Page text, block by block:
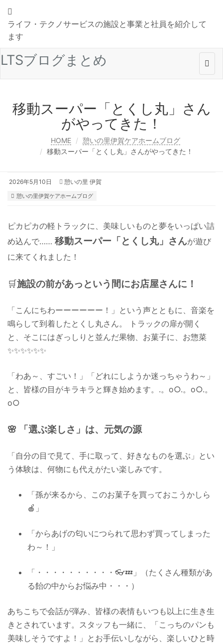
ライフ・テクノサービスの施設と事業と社員を紹介して
ます
LTSブログまとめ
移動スーパー「とくし丸」さん
がやってきた！
HOME
憩いの里伊賀ケアホームブログ
移動スーパー「とくし丸」さんがやってきた！
2026年5月10日 憩いの里 伊賀
憩いの里伊賀ケアホームブログ
ピカピカの軽トラックに、美味しいものと夢をいっぱい詰
め込んで…… 移動スーパー「とくし丸」さんが遊び
に来てくれました！
🛒施設の前があっという間にお店屋さんに！
「こんにちわーーーーーー！」という声とともに、音楽を
鳴らして到着したとくし丸さん。 トラックの扉が開く
と、そこにはぎっしりと並んだ果物、お菓子に、お惣菜
✨✨✨✨✨✨
「わあ～、すごい！」「どれにしようか迷っちゃうわ～」
と、皆様の目がキラキラと輝き始めます。.。o○.。o○.。
o○
🌸 「選ぶ楽しさ」は、元気の源
「自分の目で見て、手に取って、好きなものを選ぶ」とい
う体験は、何物にも代えがたい楽しみです。
「孫が来るから、このお菓子を買っておこうかしら
🍎」
「からあげの匂いにつられて思わず買ってしまった
わ～！」
「・・・・・・・・・・👓💤」（たくさん種類があ
る飴の中からお悩み中・・・）
あちこちで会話が弾み、皆様の表情もいつも以上に生き生
きとされています。スタッフも一緒に、「こっちのパンも
美味しそうですよ！」とお手伝いしながら、楽しいひと時